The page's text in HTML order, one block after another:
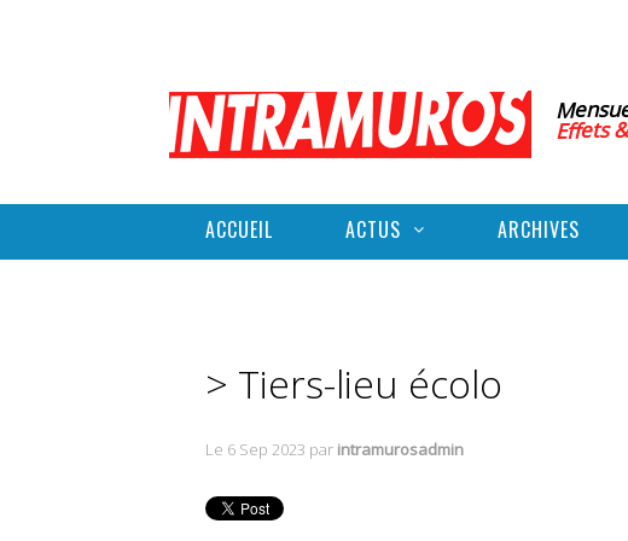
Effets
ACCUEIL ACTUS ARCHIVES
> Tiers-lieu écolo
Le 6 Sep 2023 par intramurosadmin